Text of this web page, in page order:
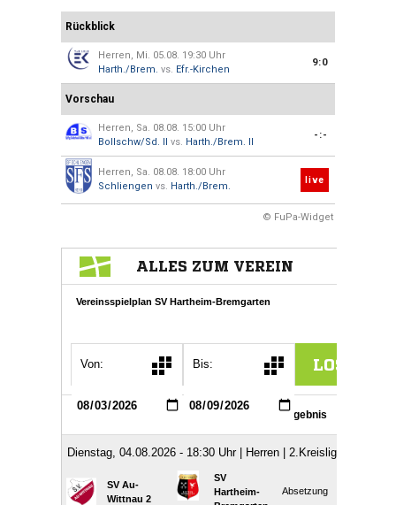
Rückblick
Herren, Mi. 05.08. 19:30 Uhr
Harth./Brem. vs. Efr.-Kirchen
9:0
Vorschau
Herren, Sa. 08.08. 15:00 Uhr
Bollschw/Sd. II vs. Harth./Brem. II
-:-
Herren, Sa. 08.08. 18:00 Uhr
Schliengen vs. Harth./Brem.
live
© FuPa-Widget